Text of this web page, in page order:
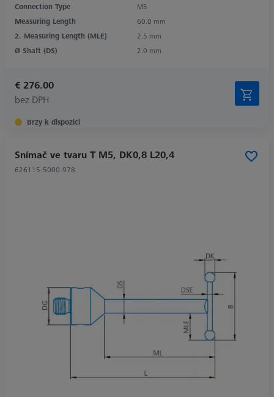
Connection Type
M5
Measuring Length
60.0 mm
2. Measuring Length (MLE)
2.5 mm
Ø Shaft (DS)
2.0 mm
€ 276.00
bez DPH
Brzy k dispozici
Snímač ve tvaru T M5, DK0,8 L20,4
626115-5000-978